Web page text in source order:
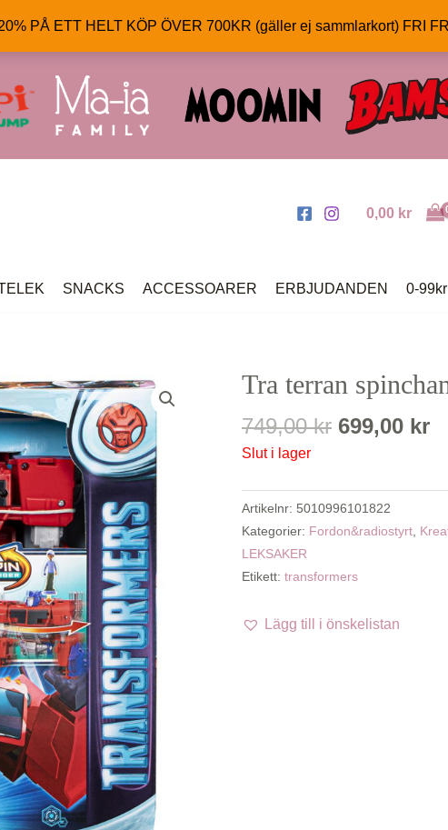
PÅ ETT HELT KÖP ÖVER 700KR (gäller ej sammlarkort) FRI
0,00 kr
SNACKS ACCESSOARER ERBJUDANDEN 0-99kr
Tra terran
749,00kr Det
var:
749,00 kr.
699,00 kr
Slut i lager
Artikelnr: 5010996101822
Kategorier: Fordon&radiostyrt
LEKSAKER
Etikett: transformers
Lägg till i önskelistan